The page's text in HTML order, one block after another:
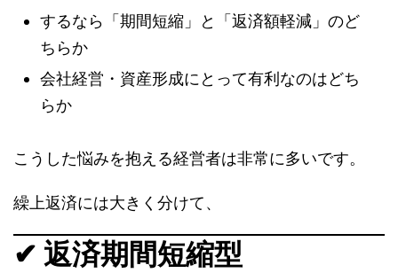
するなら「期間短縮」と「返済額軽減」のど
ちらか
会社経営・資産形成にとって有利なのはどち
らか
こうした悩みを抱える経営者は非常に多いです。
繰上返済には大きく分けて、
✔ 返済期間短縮型